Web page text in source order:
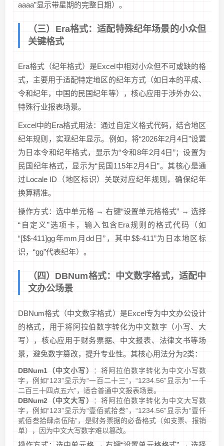
aaaa”显示带星期的完整日期）。
（三）Era格式：适配特殊纪年场景的小众但
关键格式
Era格式（纪年格式）是Excel中相对小众但不可或缺的格
式，主要用于适配特定地区的纪年方式（如日本的平成、
令和纪年，中国的民国纪年等），核心应用于涉外办公、
特殊行业报表场景。
Excel中的Era格式用法：通过自定义格式代码，结合地区
纪年规则，实现纪年显示。例如，将“2026年2月4日”设置
为日本令和纪年格式，显示为“令和8年2月4日”；设置为
民国纪年格式，显示为“民国115年2月4日”。其核心是通
过Locale ID（地区标识）关联对应纪年规则，确保纪年
换算精准。
操作方式：选中单元格 → 右键“设置单元格格式” → 选择
“自定义”选项卡，输入包含Era规则的格式代码（如
“[$$-411]gg年mm月dd日”，其中$$-411”为日本地区标
识，“gg”代表纪年）。
（四）DBNum格式：中文数字格式，适配中
文办公场景
DBNum格式（中文数字格式）是Excel专为中文办公设计
的格式，用于将阿拉伯数字转化为中文数字（小写、大
写），核心应用于财务票据、中文报表、法律文书等场
景，避免数字篡改，提升专业性。其核心用法分为2类：
DBNum1（中文小写）
：将阿拉伯数字转化为中文小写数
字，例如“123”显示为“一百二十三”，“1234.56”显示为“一千
二百三十四点五六”，适合普通中文报表场景。
DBNum2（中文大写）
：将阿拉伯数字转化为中文大写数
字，例如“123”显示为“壹佰贰拾叁”，“1234.56”显示为“壹仟
贰佰叁拾肆点伍陆”，是财务票据的必备格式（如支票、报销
单），因为中文大写数字难以篡改。